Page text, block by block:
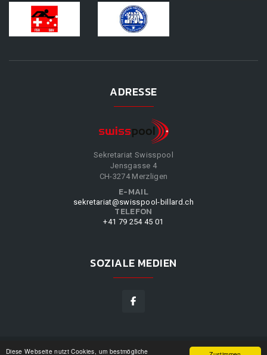
Diese Webseite nutzt Cookies, um bestmögliche
ADRESSE
Sekretariat Swisspool
Jensgasse 4
CH-3274 Merzligen
E-MAIL
sekretariat@swisspool-billard.ch
TELEFON
+41 79 254 45 01
SOZIALE MEDIEN